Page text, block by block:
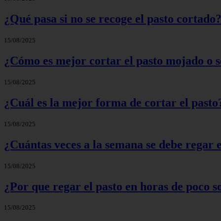
¿Qué pasa si no se recoge el pasto cortado?
15/08/2025
¿Cómo es mejor cortar el pasto mojado o
15/08/2025
¿Cuál es la mejor forma de cortar el
15/08/2025
¿Cuántas veces a la semana se debe regar
15/08/2025
¿Por que regar el pasto en horas de poco
15/08/2025